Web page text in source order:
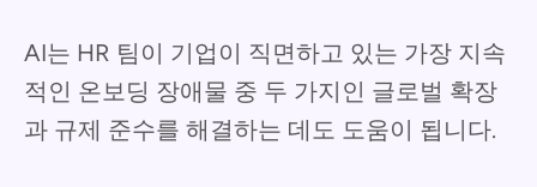
AI는 HR 팀이 기업이 직면하고 있는 가장 지속
적인 온보딩 장애물 중 두 가지인 글로벌 확장
과 규제 준수를 해결하는 데도 도움이 됩니다.